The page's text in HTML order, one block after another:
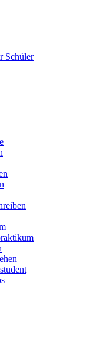
Schüler